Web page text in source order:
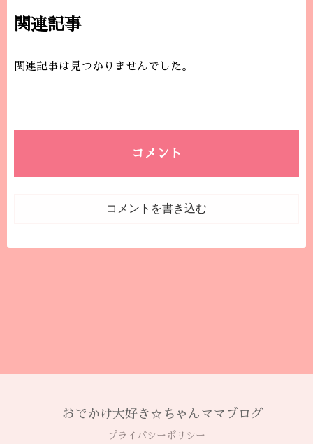
関連記事
関連記事は見つかりませんでした。
コメント
コメントを書き込む
おでかけ大好き☆ちゃんママブログ
プライバシーポリシー